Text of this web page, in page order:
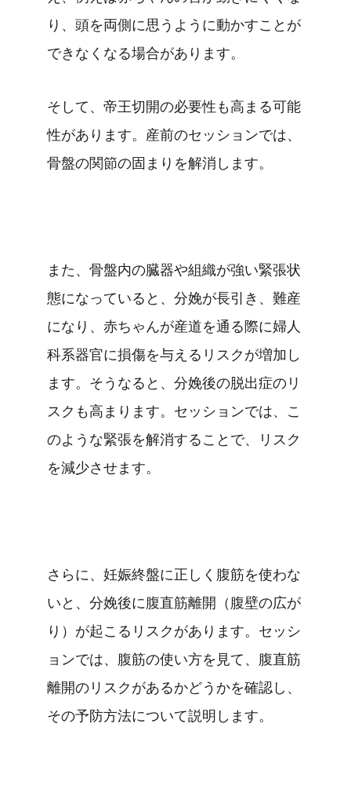
り、頭を両側に思うように動かすことが
できなくなる場合があります。
そして、帝王切開の必要性も高まる可能
性があります。産前のセッションでは、
骨盤の関節の固まりを解消します。
また、骨盤内の臓器や組織が強い緊張状
態になっていると、分娩が長引き、難産
になり、赤ちゃんが産道を通る際に婦人
科系器官に損傷を与えるリスクが増加し
ます。そうなると、分娩後の脱出症のリ
スクも高まります。セッションでは、こ
のような緊張を解消することで、リスク
を減少させます。
さらに、妊娠終盤に正しく腹筋を使わな
いと、分娩後に腹直筋離開（腹壁の広が
り）が起こるリスクがあります。セッシ
ョンでは、腹筋の使い方を見て、腹直筋
離開のリスクがあるかどうかを確認し、
その予防方法について説明します。